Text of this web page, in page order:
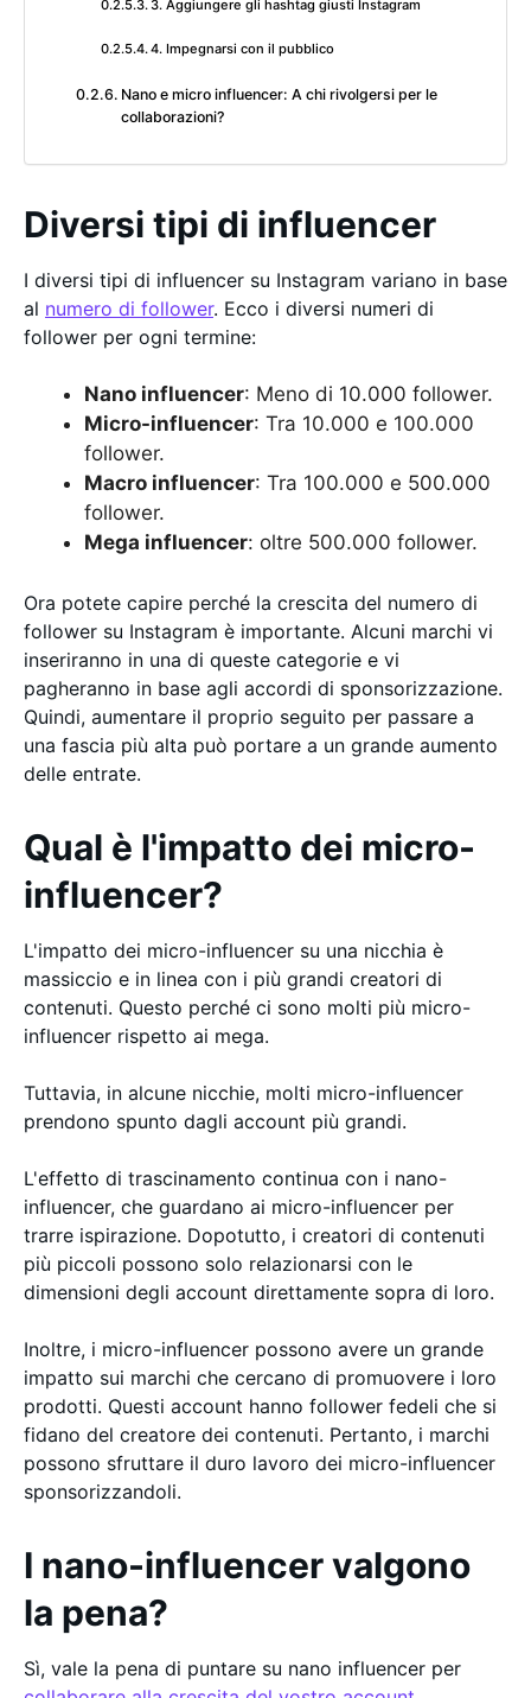
3. Aggiungere gli hashtag giusti Instagram
4. Impegnarsi con il pubblico
Nano e micro influencer: A chi rivolgersi per le
collaborazioni?
Diversi tipi di influencer
I diversi tipi di influencer su Instagram variano in base
al numero di follower. Ecco i diversi numeri di
follower per ogni termine:
Nano influencer: Meno di 10.000 follower.
Micro-influencer: Tra 10.000 e 100.000
follower.
Macro influencer: Tra 100.000 e 500.000
follower.
Mega influencer: oltre 500.000 follower.
Ora potete capire perché la crescita del numero di
follower su Instagram è importante. Alcuni marchi vi
inseriranno in una di queste categorie e vi
pagheranno in base agli accordi di sponsorizzazione.
Quindi, aumentare il proprio seguito per passare a
una fascia più alta può portare a un grande aumento
delle entrate.
Qual è l'impatto dei micro-
influencer?
L'impatto dei micro-influencer su una nicchia è
massiccio e in linea con i più grandi creatori di
contenuti. Questo perché ci sono molti più micro-
influencer rispetto ai mega.
Tuttavia, in alcune nicchie, molti micro-influencer
prendono spunto dagli account più grandi.
L'effetto di trascinamento continua con i nano-
influencer, che guardano ai micro-influencer per
trarre ispirazione. Dopotutto, i creatori di contenuti
più piccoli possono solo relazionarsi con le
dimensioni degli account direttamente sopra di loro.
Inoltre, i micro-influencer possono avere un grande
impatto sui marchi che cercano di promuovere i loro
prodotti. Questi account hanno follower fedeli che si
fidano del creatore dei contenuti. Pertanto, i marchi
possono sfruttare il duro lavoro dei micro-influencer
sponsorizzandoli.
I nano-influencer valgono
la pena?
Sì, vale la pena di puntare su nano influencer per